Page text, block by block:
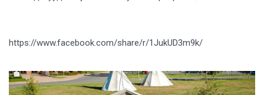
https://www.facebook.com/share/r/1JukUD3m9k/